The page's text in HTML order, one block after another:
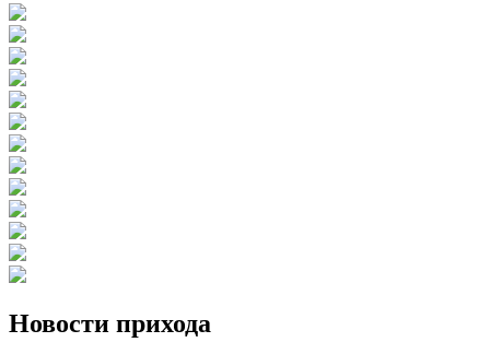
Новости прихода